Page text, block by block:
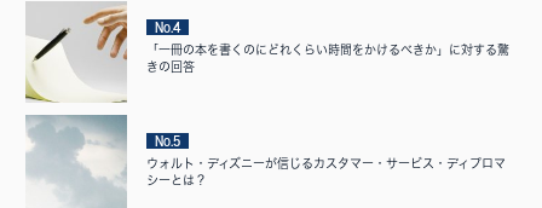
No.4
「一冊の本を書くのにどれくらい時間をかけるべきか」に対する驚
きの回答
No.5
ウォルト・ディズニーが信じるカスタマー・サービス・ディプロマ
シーとは？